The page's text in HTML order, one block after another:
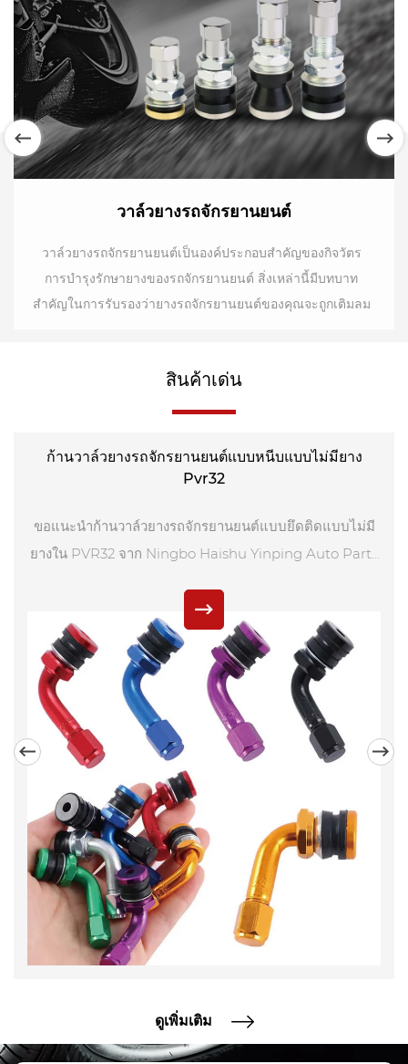
วาล์วยางรถจักรยานยนต์
วาล์วยางรถจักรยานยนต์เป็นองค์ประกอบสำคัญของกิจวัตร
การบำรุงรักษายางของรถจักรยานยนต์ สิ่งเหล่านี้มีบทบาท
สำคัญในการรับรองว่ายางรถจักรยานยนต์ของคุณจะถูกเติมลม
Ltd. เราเชี่ยวชาญในการผลิตวาล์วยางรถจักรยานยนต์
คุณภาพสูงที่ออกแบบมาเพื่อตอบสนองความต้องการเฉพาะของ
วาล์วยางรถจักรยานยนต์ของเราสร้างขึ้นจากวัสดุระดับ
ได้ถึงประสิทธิภาพที่ยาวนานแม้ภายใต้สภาวะการขับขี่ที่
รุนแรง มีเกลียวที่ออกแบบอย่างแม่นยำซึ่งให้การซีลที่ปลอดภัย
จักรยานยนต์ของคุณรักษาระดับแรงดันที่เหมาะสมได้
นอกจากความทนทานและความน่าเชื่อถือแล้ว วาล์วยางรถ
จักรยานยนต์ของเรายังได้รับการออกแบบให้ใช้งานง่ายอีกด้วย
มีการออกแบบที่กะทัดรัดทำให้เข้าถึงและใช้งานได้ง่าย แม้ใน
พื้นที่แคบ ไม่ว่าคุณจะตรวจสอบแรงดันลมยางก่อนขี่หรือ
ทำการปรับอย่างรวดเร็วระหว่างเดินทาง วาล์วยางรถ
จักรยานยนต์ของเราจะทำให้กระบวนการรวดเร็วและง่ายดาย
ที่ Ningbo Haishu Yinping Auto Parts เราเข้าใจดีว่าผู้
ขับขี่รถจักรยานยนต์ทุกคนมีความต้องการและความชื่นชอบที่
แตกต่างกันไป นั่นเป็นเหตุผลที่เรานำเสนอตัวเลือกวาล์วยางรถ
จักรยานยนต์ที่หลากหลาย เพื่อให้เหมาะกับขนาดยาง สไตล์
และสภาพการใช้งานที่แตกต่างกัน ตั้งแต่วาล์วมาตรฐานไป
จนถึงวาล์วเฉพาะสำหรับรถจักรยานยนต์สมรรถนะสูง เรามี
นอกจากนี้เรายังจัดเตรียมผลิตภัณฑ์และบริการบรรจุภัณฑ์ที่
สินค้าเด่น
ก้านวาล์วยางรถจักรยานยนต์แบบหนีบแบบไม่มียาง
Pvr32
ขอแนะนำก้านวาล์วยางรถจักรยานยนต์แบบยึดติดแบบไม่มี
ยางใน PVR32 จาก Ningbo Haishu Yinping Auto Parts
ตั้งแต่ปี 2012 ก้านวาล์วยางที่เป็นนวัตกรรมใหม่นี้ได้รับการ
ออกแบบมาโดยเฉพาะสำหรับยางรถจักรยานยนต์แบบไม่มี
ยางใน โดยให้การเชื่อมต่อที่ปลอดภัยและเชื่อถือได้ซึ่งรับ
ประกันถึงประสิทธิภาพสูงสุด แรงดันลมยางและสมรรถนะ
ดูเพิ่มเติม